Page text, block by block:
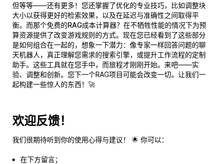
但等等——还有更多！您还掌握了优化的专业技巧，比如调整块
大小以获得更好的检索效果，以及在延迟与准确性之间取得平
衡。而那个免费的RAG成本计算器？在不牺牲性能的情况下为预
算资源提供了改变游戏规则的方式。现在您已经看到了这些部分
是如何组合在一起的，想象一下潜力：像专家一样回答问题的聊
天机器人，真正理解您需求的搜索引擎，或提升工作流程的定制
助手。这些工具就在您手中，而旅程才刚刚开始。来吧——实
验、调整和创新。您下一个RAG项目可能会改变一切。让我们一
起构建一些惊人的东西！🚀
欢迎反馈！
我们很期待听到你的使用心得与建议！ 🌟 你可以：
在下方留言；